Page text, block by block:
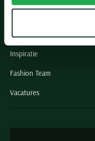
VIP member
Inspiratie
Fashion Team
Vacatures